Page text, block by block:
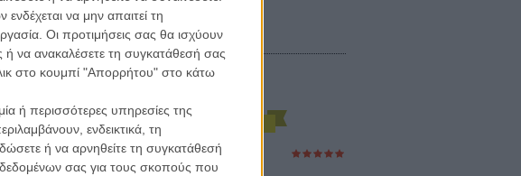
να μην απαιτεί τη
Οι προτιμήσεις σας θα ισχύουν
ή να ανακαλέσετε τη συγκατάθεσή σας
στο κουμπί "Απορρήτου" στο κάτω
ή περισσότερες υπηρεσίες της
ενδεικτικά, τη
ή να αρνηθείτε τη συγκατάθεσή
σας για τους σκοπούς που
Οι Αρμονίες Βερκμάιστερ
Werckmeister Harmonies